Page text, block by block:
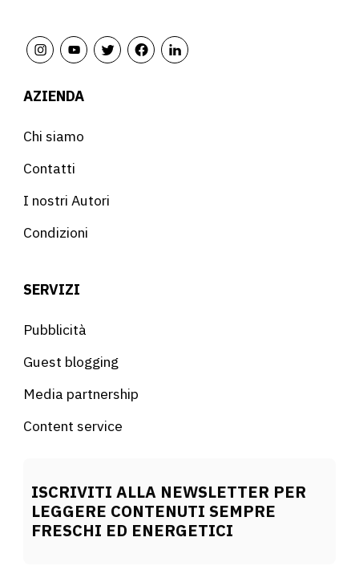
AZIENDA
Chi siamo
Contatti
I nostri Autori
Condizioni
SERVIZI
Pubblicità
Guest blogging
Media partnership
Content service
ISCRIVITI ALLA NEWSLETTER PER
LEGGERE CONTENUTI SEMPRE
FRESCHI ED ENERGETICI